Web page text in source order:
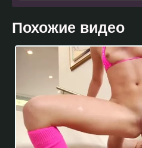
Похожие видео